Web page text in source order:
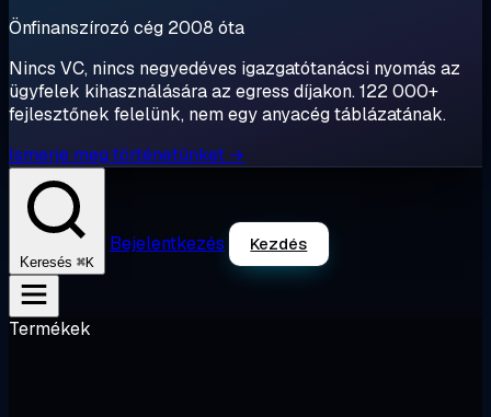
Önfinanszírozó cég 2008 óta
Nincs VC, nincs negyedéves igazgatótanácsi nyomás az
ügyfelek kihasználására az egress díjakon. 122 000+
fejlesztőnek felelünk, nem egy anyacég táblázatának.
Ismerje meg történetünket →
Keresés ⌘K
Bejelentkezés Kezdés
Termékek